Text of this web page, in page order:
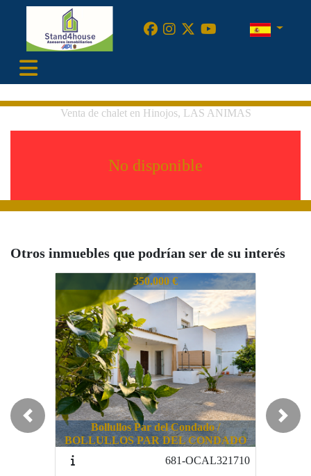
Venta de chalet en Hinojos, LAS ANIMAS
No disponible
Otros inmuebles que podrían ser de su interés
762-ANCAZH2A21740
350.000 €
Bollullos Par del Condado /
BOLLULLOS PAR DEL CONDADO
681-OCAL321710
Previous Next